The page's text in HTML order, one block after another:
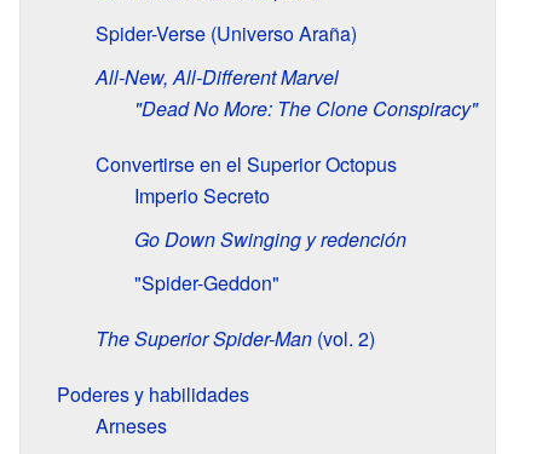
Spider-Verse (Universo Araña)
All-New, All-Different Marvel
"Dead No More: The Clone Conspiracy"
Convertirse en el Superior Octopus
Imperio Secreto
Go Down Swinging y redención
"Spider-Geddon"
The Superior Spider-Man (vol. 2)
Poderes y habilidades
Arneses